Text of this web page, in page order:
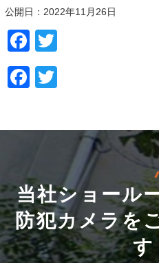
公開日：2022年11月26日
Facebook
Facebook
当社ショール
防犯カメラを
す